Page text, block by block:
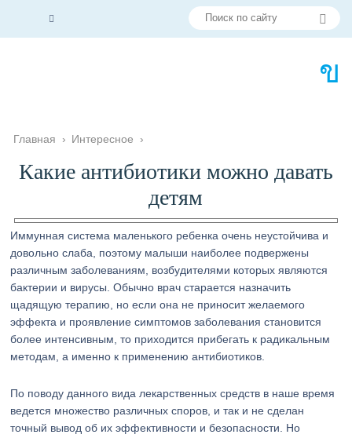
Главная › Интересное ›
Какие антибиотики можно давать
детям
Иммунная система маленького ребенка очень неустойчива и
довольно слаба, поэтому малыши наиболее подвержены
различным заболеваниям, возбудителями которых являются
бактерии и вирусы. Обычно врач старается назначить
щадящую терапию, но если она не приносит желаемого
эффекта и проявление симптомов заболевания становится
более интенсивным, то приходится прибегать к радикальным
методам, а именно к применению антибиотиков.
По поводу данного вида лекарственных средств в наше время
ведется множество различных споров, и так и не сделан
точный вывод об их эффективности и безопасности. Но